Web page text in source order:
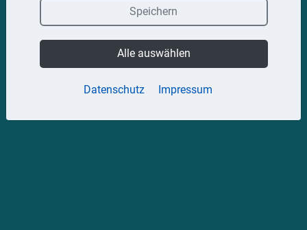
Datenschutz Impressum
Speichern
Alle auswählen